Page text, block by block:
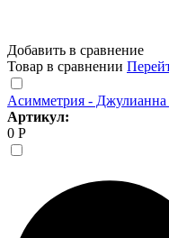
Добавить в сравнение
Товар в сравнении
Асимметрия -
Артикул:
0 Р